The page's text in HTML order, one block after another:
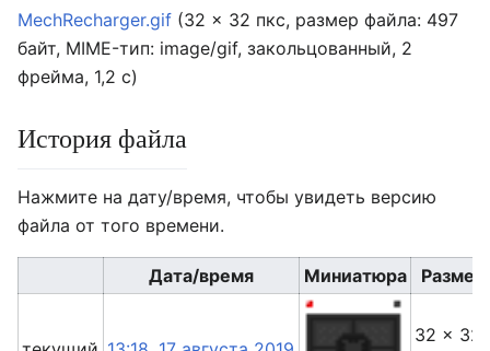
MechRecharger.gif (32 × 32 пкс, размер файла: 497
байт, MIME-тип: image/gif, закольцованный, 2
фрейма, 1,2 с)
История файла
Нажмите на дату/время, чтобы увидеть версию
файла от того времени.
Дата/время Миниатюра
32 × 32